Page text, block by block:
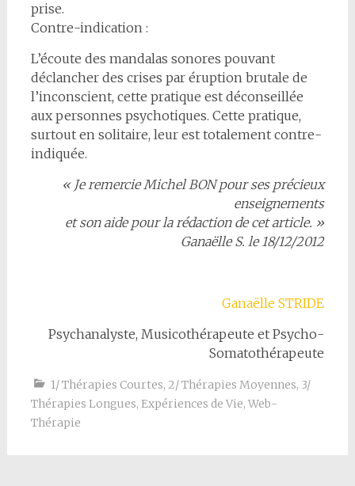
prise.
Contre-indication :
L’écoute des mandalas sonores pouvant
déclancher des crises par éruption brutale de
l’inconscient, cette pratique est déconseillée
aux personnes psychotiques. Cette pratique,
surtout en solitaire, leur est totalement contre-
indiquée.
« Je remercie Michel BON pour ses précieux
enseignements
et son aide pour la rédaction de cet article. »
Ganaëlle S. le 18/12/2012
Ganaëlle STRIDE
Psychanalyste, Musicothérapeute et Psycho-
Somatothérapeute
1/ Thérapies Courtes, 2/ Thérapies Moyennes, 3/
Thérapies Longues, Expériences de Vie, Web-
Thérapie